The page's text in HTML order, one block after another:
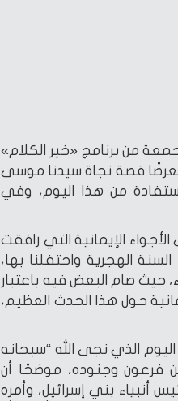
من برنامج «خير الكلام»
قصة نجاة سيدنا موسى
من هذا اليوم، وفي
الإيمانية التي رافقت
السنة الهجرية واحتفلنا بها،
حيث صام البعض فيه باعتبار
حول هذا الحدث العظيم،
الذي نجى الله “سبحانه
فرعون وجنوده، موضحًا أن
بني إسرائيل، وأمره